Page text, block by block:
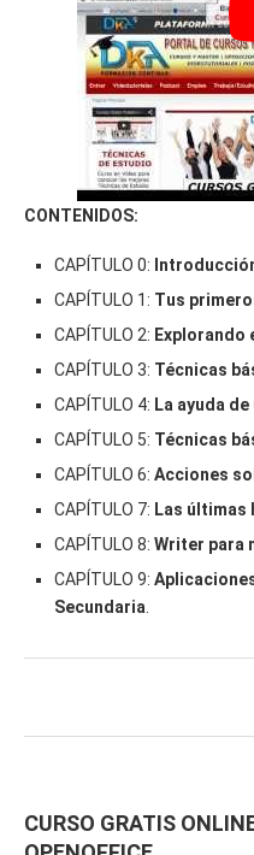
CONTENIDOS:
CAPÍTULO 0:
CAPÍTULO 1: Tus
CAPÍTULO 2: Explorando
CAPÍTULO 3: Técnicas
CAPÍTULO 4: La ayuda
CAPÍTULO 5: Técnicas
CAPÍTULO 6: Acciones
CAPÍTULO 7: Las últimas
CAPÍTULO 8: Writer para
CAPÍTULO 9:
Secundaria
CURSO GRATIS